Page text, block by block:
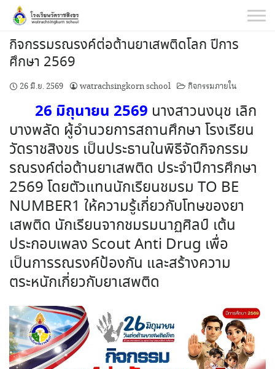
Skip
content
กิจกรรมรณรงค์ต่อต้านยาเสพติดโลก ปีการ
ศึกษา 2569
26 มิ.ย. 2569 watrachsingkorn school กิจกรรมภายใน
26 มิถุนายน 2569 นางสาวนงนุช เลิก
บางพลัด ผู้อำนวยการสถานศึกษา โรงเรียน
วัดราชสิงขร เป็นประธานในพิธีจัดกิจกรรม
รณรงค์ต่อต้านยาเสพติด ประจำปีการศึกษา
2569 โดยตัวแทนนักเรียนชมรม TO BE
NUMBER1 ให้ความรู้เกี่ยวกับโทษของยา
เสพติด นักเรียนจากชมรมนาฏศิลป์ เต้น
ประกอบเพลง Scout Anti Drug เพื่อ
เป็นการรณรงค์ป้องกัน และสร้างความ
ตระหนักเกี่ยวกับยาเสพติด